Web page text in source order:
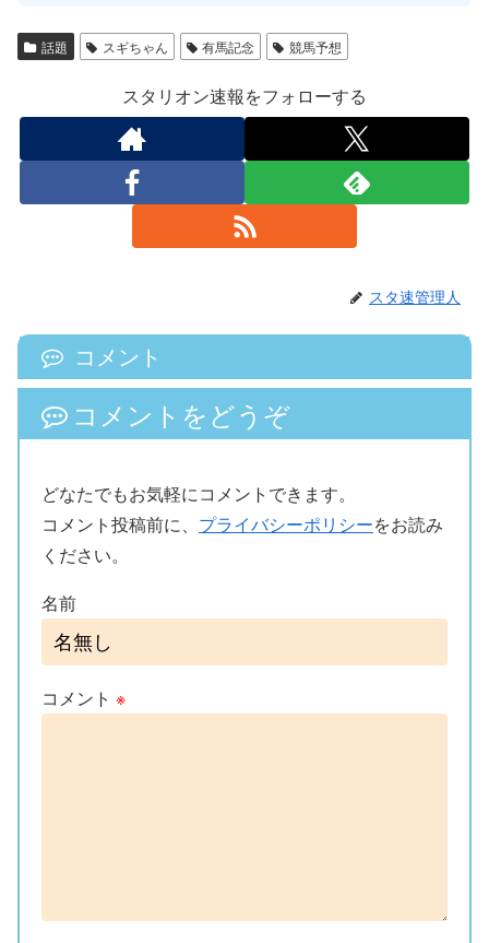
話題 スギちゃん 有馬記念 競馬予想
スタリオン速報をフォローする
スタ速管理人
コメント
コメントをどうぞ
どなたでもお気軽にコメントできます。
コメント投稿前に、 プライバシーポリシーをお読み
ください。
名前
コメント ※